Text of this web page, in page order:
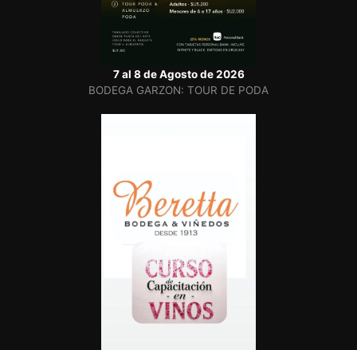
7 al 8 de Agosto de 2026
BODEGA GARZON: TOUR DE PODA